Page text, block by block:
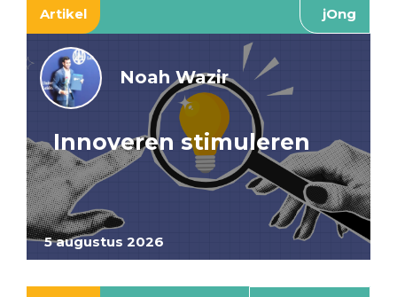
Artikel jOng
5 augustus 2026
Noah Wazir
Innoveren stimuleren